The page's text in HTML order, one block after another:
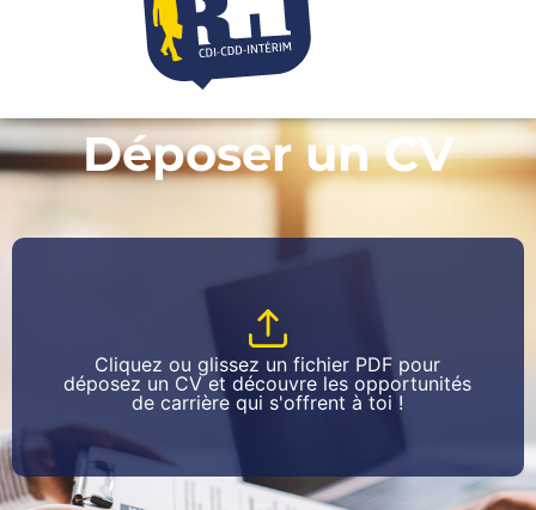
Déposer un CV
Cliquez ou glissez un fichier PDF pour
déposez un CV et découvre les opportunités
de carrière qui s'offrent à toi !